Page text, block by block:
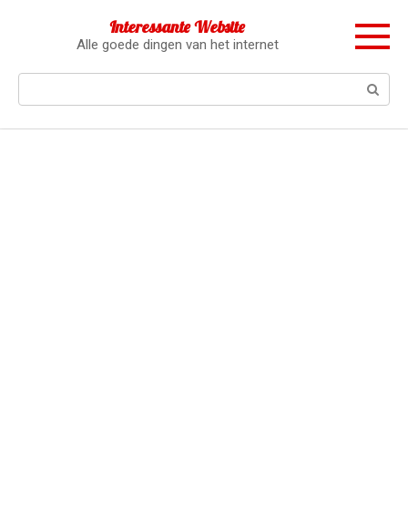
Interessante Website
Alle goede dingen van het internet